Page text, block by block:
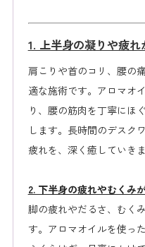
1. 上半身の凝りや疲
肩こりや首のコリ、腰の
適な施術です。アロマオ
り、腰の筋肉を丁寧にほ
します。長時間のデスク
疲れを、深く癒していきま
2. 下半身の疲れやむくみ
脚の疲れやだるさ、むく
す。アロマオイルを使っ